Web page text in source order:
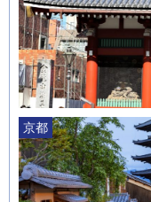
京都